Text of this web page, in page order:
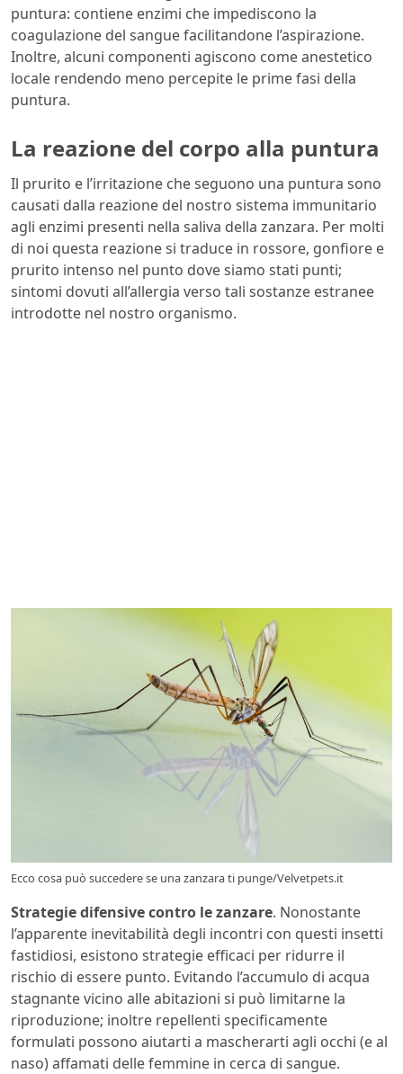
puntura: contiene enzimi che impediscono la
coagulazione del sangue facilitandone l’aspirazione.
Inoltre, alcuni componenti agiscono come anestetico
locale rendendo meno percepite le prime fasi della
puntura.
La reazione del corpo alla puntura
Il prurito e l’irritazione che seguono una puntura sono
causati dalla reazione del nostro sistema immunitario
agli enzimi presenti nella saliva della zanzara. Per molti
di noi questa reazione si traduce in rossore, gonfiore e
prurito intenso nel punto dove siamo stati punti;
sintomi dovuti all’allergia verso tali sostanze estranee
introdotte nel nostro organismo.
Ecco cosa può succedere se una zanzara ti punge/Velvetpets.it
Strategie difensive contro le zanzare. Nonostante
l’apparente inevitabilità degli incontri con questi insetti
fastidiosi, esistono strategie efficaci per ridurre il
rischio di essere punto. Evitando l’accumulo di acqua
stagnante vicino alle abitazioni si può limitarne la
riproduzione; inoltre repellenti specificamente
formulati possono aiutarti a mascherarti agli occhi (e al
naso) affamati delle femmine in cerca di sangue.